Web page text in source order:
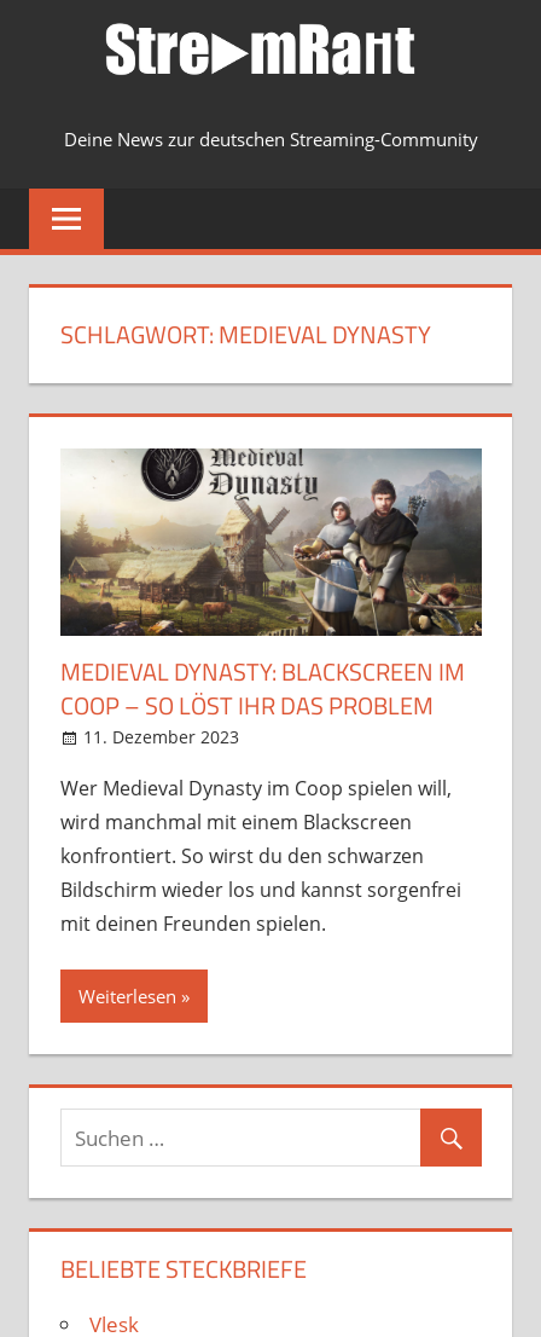
Deine News zur deutschen Streaming-Community
MENU
SCHLAGWORT:MEDIEVAL DYNASTY
MEDIEVAL DYNASTY: BLACKSCREEN IM
COOP – SO LÖST IHR DAS PROBLEM
11. Dezember 2023
Wer Medieval Dynasty im Coop spielen will,
wird manchmal mit einem Blackscreen
konfrontiert. So wirst du den schwarzen
Bildschirm wieder los und kannst sorgenfrei
mit deinen Freunden spielen.
Weiterlesen
BELIEBTE STECKBRIEFE
Vlesk